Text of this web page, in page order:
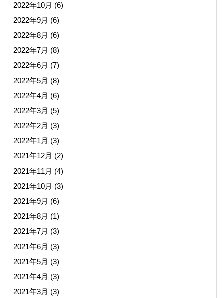
2022年10月 (6)
2022年9月 (6)
2022年8月 (6)
2022年7月 (8)
2022年6月 (7)
2022年5月 (8)
2022年4月 (6)
2022年3月 (5)
2022年2月 (3)
2022年1月 (3)
2021年12月 (2)
2021年11月 (4)
2021年10月 (3)
2021年9月 (6)
2021年8月 (1)
2021年7月 (3)
2021年6月 (3)
2021年5月 (3)
2021年4月 (3)
2021年3月 (3)